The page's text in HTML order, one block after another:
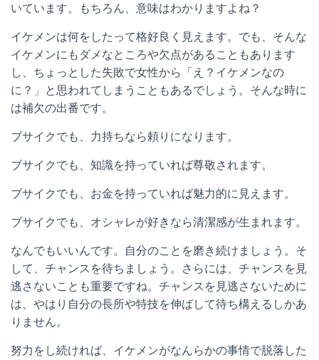
いています。もちろん、意味はわかりますよね？
イケメンは何をしたって格好良く見えます。でも、そんな
イケメンにもダメなところや欠点があることもあります
し、ちょっとした失敗で女性から「え？イケメンなの
に？」と思われてしまうこともあるでしょう。そんな時に
は補欠の出番です。
ブサイクでも、力持ちなら頼りになります。
ブサイクでも、知識を持っていれば尊敬されます。
ブサイクでも、お金を持っていれば魅力的に見えます。
ブサイクでも、オシャレが好きなら清潔感が生まれます。
なんでもいいんです。自分のことを磨き続けましょう。そ
して、チャンスを待ちましょう。さらには、チャンスを見
逃さないことも重要ですね。チャンスを見逃さないために
は、やはり自分の長所や特技を伸ばして待ち構えるしかあ
りません。
努力をし続ければ、イケメンがなんらかの事情で脱落した